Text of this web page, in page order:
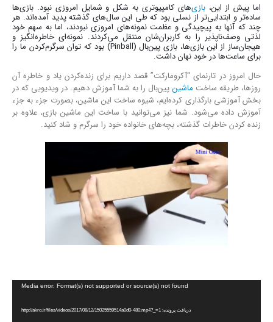
اما پیش از این،بازی‌های کامپیوتری به شکل و شمایل امروزی نبود. بازی‌ها
ساده‌تر و ابتدایی‌تر از نسلی بود که طی این سال‌های گذشته پدید آمده‌اند. هر
چند که آنها به پیچیدگی و عظمت نمونه‌های امروزی نبودند، اما به سهم خود
لذتی وصف‌ناپذیر را به کاربران‌شان منتقل می‌کردند. نمونه‌ای خاطره‌انگیز و
هیجان‌ساز از این بازی‌ها، بازی پین‌بال (Pinball) بود که توان سرگرم‌کردن ما را
برای ساعت‌ها در خود نهان داشت.
حال امروز در تارنمای “آکرومارکت” قصد داریم برای زنده‌کردن یاد و خاطره آن
روزها، طریقه ساخت ماشینپین‌بال را به شما آموزش دهیم. در ویدیویی که در
بخش آموزشی بارگذاری کرده‌ایم، شیوه ساخت این ماشین، بصورت جزء به جزء
آموزش داده می‌شود. شما نیز می‌توانید با ساخت این ماشین بازی، علاوه بر
زنده کردن خاطرات گذشته، بچه‌های خانواده خود را سرگرم و شاد کنید.
Media error: Format(s) not supported or source(s) not found
دریافت پرونده: http://akro.ir/files/videos/2017/08/12/15025559514a0d0-480.mp4?_=1